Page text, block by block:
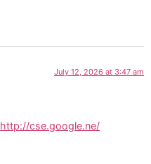
July 12, 2026 at 3:47 am
http://cse.google.ne/